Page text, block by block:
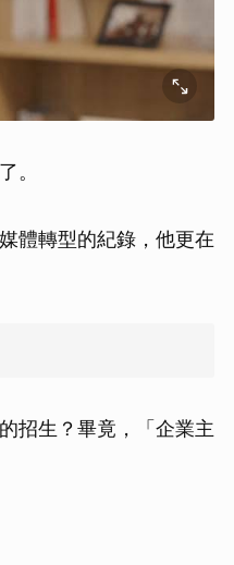
。
體轉型的紀錄，他更在
招生？畢竟，「企業主